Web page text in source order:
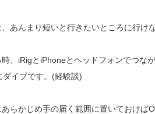
あんまり短いと行きたいところに行け
、iRigとiPhoneとヘッドフォンでつな
ダイブです。(経験談)
らかじめ手の届く範囲に置いておけば